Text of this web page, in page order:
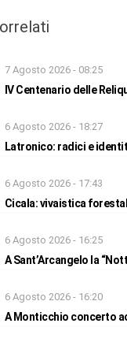
7 Agosto 2026 - 08:25
IV Centenario delle
6 Agosto 2026 - 18:27
Latronico: radici e
6 Agosto 2026 - 17:43
Cicala: vivaistica
6 Agosto 2026 - 16:25
A Sant’Arcangelo la
6 Agosto 2026 - 16:20
A Monticchio concerto